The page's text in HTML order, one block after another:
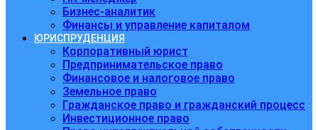
Бизнес-аналитик
Финансы и управление капиталом
ЮРИСПРУДЕНЦИЯ
Корпоративный юрист
Предпринимательское право
Финансовое и налоговое право
Земельное право
Гражданское право и гражданский процесс
Инвестиционное право